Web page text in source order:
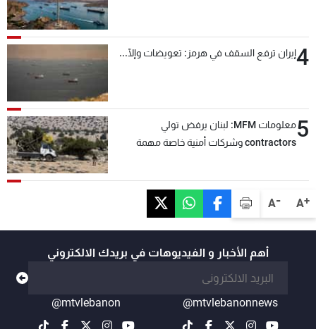
A+
A-
4إيران ترفع السقف في هرمز: تعويضات وإلّا...
5
معلومات MFM: لبنان يرفض تولي
contractors وشركات أمنية خاصة مهمة
أهم الأخبار و الفيديوهات في بريدك الالكتروني
@mtvlebanonnews
@mtvlebanon